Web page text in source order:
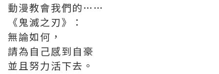
動漫教會我們的……
《鬼滅之刃》：
無論如何，
請為自己感到自豪
並且努力活下去。